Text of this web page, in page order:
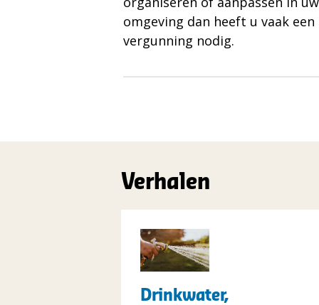
omgeving dan heeft u vaak een
vergunning nodig.
Verhalen
t("Lees
meer
over")
Drinkwater,
Drinkwater,